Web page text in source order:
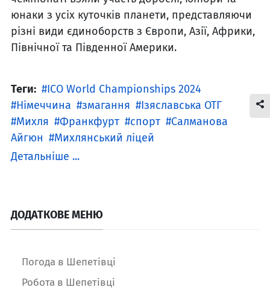
юнаки з усіх куточків планети, представляючи
різні види єдиноборств з Європи, Азії, Африки,
Північної та Південної Америки.
Теги:
ICO World Championships 2024
Німеччина
змагання
Ізяславська ОТГ
Михля
Франкфурт спорт
Салманова
Айгюн
Михлянський ліцей
Детальніше ...
ДОДАТКОВЕ МЕНЮ
Погода в Шепетівці
Робота в Шепетівці